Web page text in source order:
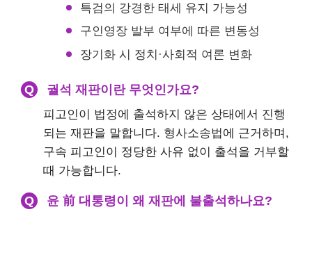
특검의 강경한 태세 유지 가능성
구인영장 발부 여부에 따른 변동성
장기화 시 정치·사회적 여론 변화
Q 궐석 재판이란 무엇인가요?
피고인이 법정에 출석하지 않은 상태에서 진행
되는 재판을 말합니다. 형사소송법에 근거하며,
구속 피고인이 정당한 사유 없이 출석을 거부할
때 가능합니다.
Q 윤 前 대통령이 왜 재판에 불출석하나요?